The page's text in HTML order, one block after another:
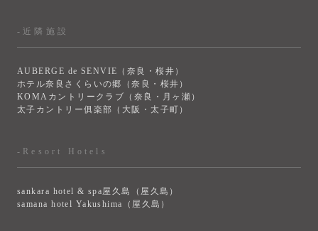
-近隣施設
AUBERGE de SENVIE（奈良・桜井）
ホテル奈良さくらいの郷（奈良・桜井）
KOMAカントリークラブ（奈良・月ヶ瀬）
太子カントリー俱楽部（大阪・太子町）
-Resort Hotels
sankara hotel & spa屋久島（屋久島）
samana hotel Yakushima（屋久島）